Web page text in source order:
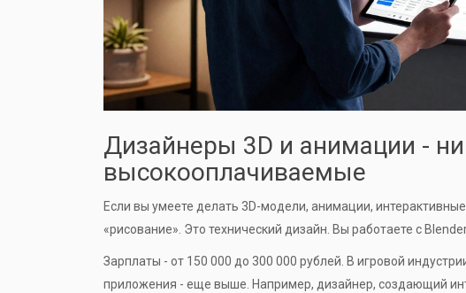
Дизайнеры 3D и анимации -
высокооплачиваемые
Если вы умеете делать 3D-модели, анимации,
«рисование». Это технический дизайн. Вы работаете с
Зарплаты - от 150 000 до 300 000 рублей. В игровой
приложения - еще выше. Например, дизайнер, создающий